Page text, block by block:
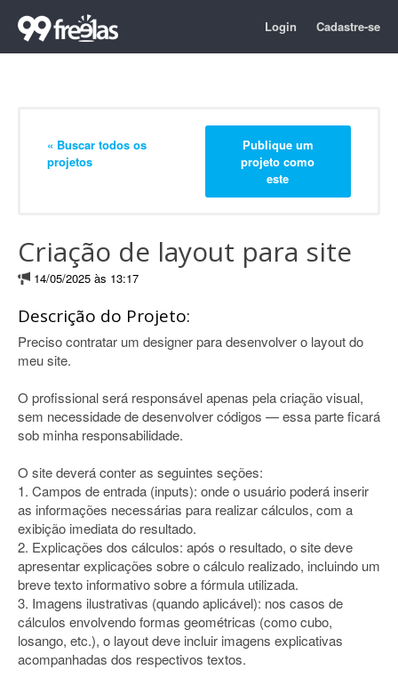
Login Cadastre-se
« Buscar todos os
projetos
Publique um
projeto como
este
Criação de layout para site
14/05/2025 às 13:17
Descrição do Projeto:
Preciso contratar um designer para desenvolver o layout do
meu site.
O profissional será responsável apenas pela criação visual,
sem necessidade de desenvolver códigos — essa parte ficará
sob minha responsabilidade.
O site deverá conter as seguintes seções:
1. Campos de entrada (inputs): onde o usuário poderá inserir
as informações necessárias para realizar cálculos, com a
exibição imediata do resultado.
2. Explicações dos cálculos: após o resultado, o site deve
apresentar explicações sobre o cálculo realizado, incluindo um
breve texto informativo sobre a fórmula utilizada.
3. Imagens ilustrativas (quando aplicável): nos casos de
cálculos envolvendo formas geométricas (como cubo,
losango, etc.), o layout deve incluir imagens explicativas
acompanhadas dos respectivos textos.